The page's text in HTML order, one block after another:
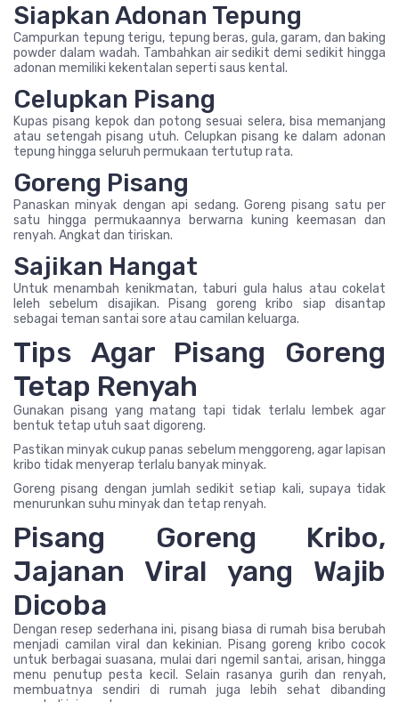
Siapkan Adonan Tepung
Campurkan tepung terigu, tepung beras, gula, garam, dan baking
powder dalam wadah. Tambahkan air sedikit demi sedikit hingga
adonan memiliki kekentalan seperti saus kental.
Celupkan Pisang
Kupas pisang kepok dan potong sesuai selera, bisa memanjang
atau setengah pisang utuh. Celupkan pisang ke dalam adonan
tepung hingga seluruh permukaan tertutup rata.
Goreng Pisang
Panaskan minyak dengan api sedang. Goreng pisang satu per
satu hingga permukaannya berwarna kuning keemasan dan
renyah. Angkat dan tiriskan.
Sajikan Hangat
Untuk menambah kenikmatan, taburi gula halus atau cokelat
leleh sebelum disajikan. Pisang goreng kribo siap disantap
sebagai teman santai sore atau camilan keluarga.
Tips Agar Pisang Goreng
Tetap Renyah
Gunakan pisang yang matang tapi tidak terlalu lembek agar
bentuk tetap utuh saat digoreng.
Pastikan minyak cukup panas sebelum menggoreng, agar lapisan
kribo tidak menyerap terlalu banyak minyak.
Goreng pisang dengan jumlah sedikit setiap kali, supaya tidak
menurunkan suhu minyak dan tetap renyah.
Pisang Goreng Kribo,
Jajanan Viral yang Wajib
Dicoba
Dengan resep sederhana ini, pisang biasa di rumah bisa berubah
menjadi camilan viral dan kekinian. Pisang goreng kribo cocok
untuk berbagai suasana, mulai dari ngemil santai, arisan, hingga
menu penutup pesta kecil. Selain rasanya gurih dan renyah,
membuatnya sendiri di rumah juga lebih sehat dibanding